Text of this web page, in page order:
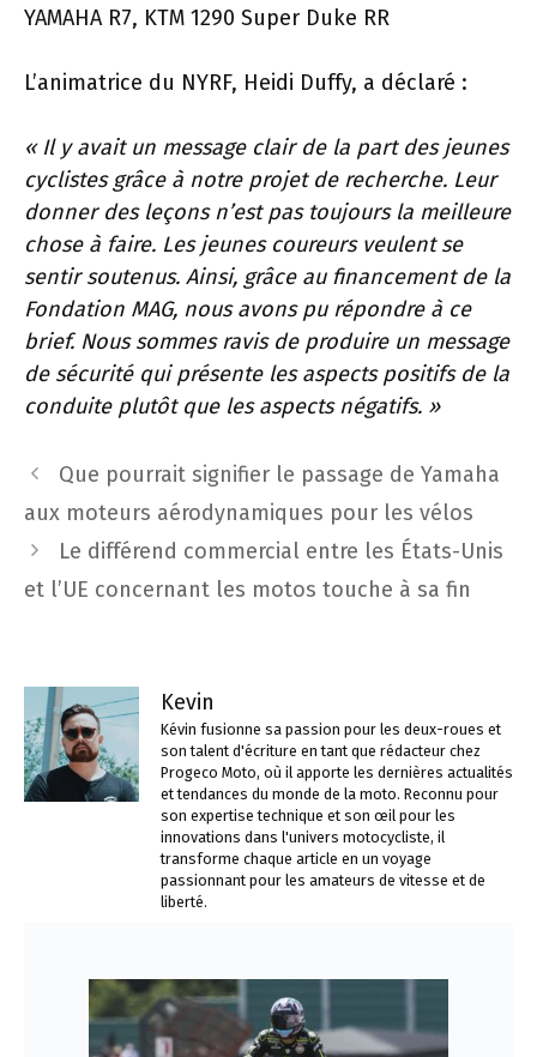
YAMAHA R7, KTM 1290 Super Duke RR
L’animatrice du NYRF, Heidi Duffy, a déclaré :
« Il y avait un message clair de la part des jeunes
cyclistes grâce à notre projet de recherche. Leur
donner des leçons n’est pas toujours la meilleure
chose à faire. Les jeunes coureurs veulent se
sentir soutenus. Ainsi, grâce au financement de la
Fondation MAG, nous avons pu répondre à ce
brief. Nous sommes ravis de produire un message
de sécurité qui présente les aspects positifs de la
conduite plutôt que les aspects négatifs. »
Navigation
des
Que pourrait signifier le passage de Yamaha
aux moteurs aérodynamiques pour les vélos
Le différend commercial entre les États-Unis
et l’UE concernant les motos touche à sa fin
Kevin
Kévin fusionne sa passion pour les deux-roues et
son talent d'écriture en tant que rédacteur chez
Progeco Moto, où il apporte les dernières actualités
et tendances du monde de la moto. Reconnu pour
son expertise technique et son œil pour les
innovations dans l'univers motocycliste, il
transforme chaque article en un voyage
passionnant pour les amateurs de vitesse et de
liberté.